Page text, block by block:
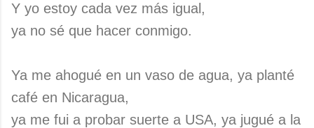
Y yo estoy cada vez más igual,
ya no sé que hacer conmigo.
Ya me ahogué en un vaso de agua, ya planté
café en Nicaragua,
ya me fui a probar suerte a USA, ya jugué a la